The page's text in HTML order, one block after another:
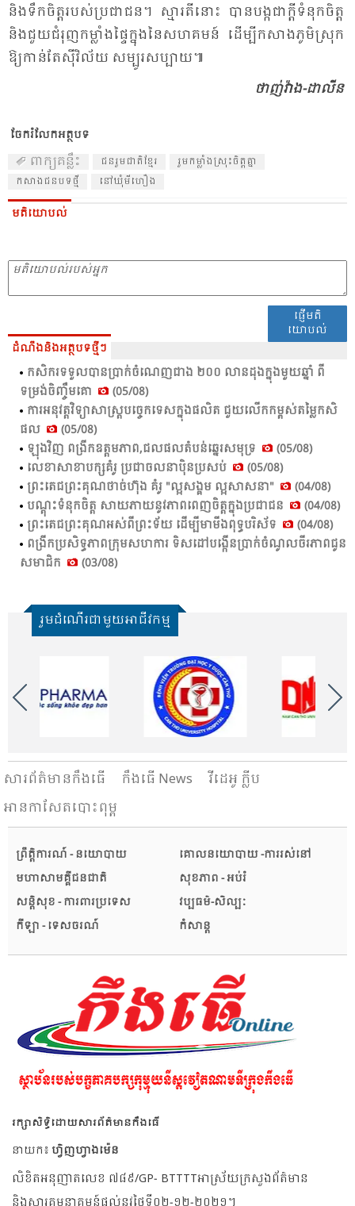
និង​ទឹក​ចិត្ត​របស់​ប្រ​ជា​ជន។ ស្មារតី​នោះ បាន​បង្ក​ជា​ក្តីទំនុក​ចិត្ត​
និង​ជួយ​ជំ​រុញ​កម្លាំង​ផ្ទៃ​ក្នុង​នៃ​សហ​គម​ន៍ ដើម្បី​កសាង​ភូមិ​ស្រុក​
ឱ្យ​កាន់​តែ​ស៊ី​វិល័យ សម្បូរ​សប្បាយ៕
ថា​ញ់វ៉ាង​-ដា​លី​ន
ចែករំលែកអត្ថបទ
ពាក្យគន្លឹះ ជន​រួម​ជាតិ​ខ្មែរ
រួម​កម្លាំង​ស្រុះ​ចិត្ត​គ្នា
​កសាង​ជន​បទ​ថ្មី​
នៅ​ឃុំ​មី​ហឿង
មតិយោបល់
ផ្ញើមតិ
យោបល់
ដំណឹងនិងអត្ថបទថ្មីៗ
កសិ​ករ​ទទួល​បាន​ប្រាក់​ចំ​ណេញ​ជាង​ ២០០ លាន​ដុង​ក្នុង​មួយ​ឆ្នាំ​ ពី​
ទម្រង់​ចិញ្ចឹម​គោ​
(05/08)
ការ​អនុ​វត្ត​វិទ្យា​សាស្ត្រ​បច្ចេក​ទេស​ក្នុង​ផលិត​ ជួយ​លើក​កម្ពស់​តម្លៃ​កសិ​
ផល​
(05/08)
ឡុង​វិញ ពង្រីក​ឧត្ដម​ភាព,​ជល​ផល​តំ​បន់​ឆ្នេរ​សមុទ្រ​
(05/08)
លេខា​សាខា​បក្ស​គំ​រូ​ ប្រ​ជា​ចលនា​ប៉ិន​ប្រ​សប់​
(05/08)
ព្រះ​តេជ​ព្រះ​គុណ​ថា​ច់ហ៊ុង គំ​រូ​ "ល្អ​សង្គម​ ល្អ​សាសនា​"
(04/08)
បណ្តុះ​ទំនុក​ចិត្ត​ សាយ​ភាយ​នូវ​ភាព​ពេញ​ចិត្ត​ក្នុង​ប្រ​ជា​ជន​
(04/08)
ព្រះតេជព្រះគុណអស់ពីព្រះទ័យ ដើម្បីមាមីងពុទ្ធបរិស័ទ
(04/08)
ពង្រីក​ប្រ​សិទ្ធ​ភាព​ក្រុម​សហ​ការ​ ទិស​ដៅ​បង្កើន​ប្រាក់​ចំ​ណូល​ចីរ​ភាព​ជូន​
សមា​ជិក​
(03/08)
រួមដំណើរជាមួយអាជីវកម្ម
សារ​ព័ត៌មានកឹងធើ កឹងធើ News
វីដេអូ ក្លីប
អានកាសែតបោះពុម្ព
ព្រឹត្តិការណ៍ - នយោបាយ
គោលនយោបាយ -ការរស់នៅ
មហាសាមគ្គីជនជាតិ
សុខភាព - អប់រំ
សន្តិសុខ - ការពារប្រទេស
វប្បធម៌-សិល្បៈ
កីឡា - ទេសចរណ៍
កំសាន្ត
រក្សាសិទ្ធិដោយសារព័ត៌មានកឹងធើ
នាយក៖ ហ្វិញហ្វាងម៉េន
លិខិតអនុញាតលេខ ៧៨៩/GP- BTTTTអាស្រ័យក្រសួងព័ត៌មាន